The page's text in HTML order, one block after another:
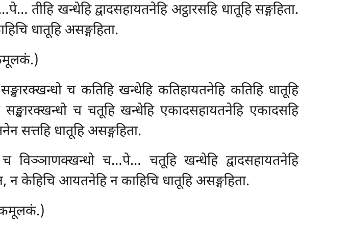
तीहि खन्धेहि द्वादसहायतनेहि अट्ठारसहि धातूहि सङ्गहिता.
धातूहि असङ्गहिता.
च कतिहि खन्धेहि कतिहायतनेहि कतिहि धातूहि
च चतूहि खन्धेहि एकादसहायतनेहि एकादसहि
सत्तहि धातूहि असङ्गहिता.
च…पे… चतूहि खन्धेहि द्वादसहायतनेहि
न केहिचि आयतनेहि न काहिचि धातूहि असङ्गहिता.